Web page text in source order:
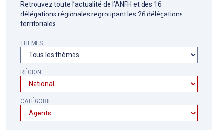
Retrouvez toute l’actualité de l’ANFH et des 16
délégations régionales regroupant les 26 délégations
territoriales
THEMES
RÉGION
CATÉGORIE